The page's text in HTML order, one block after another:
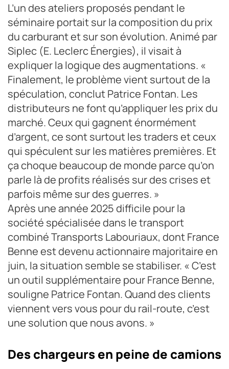
Crédit photo : Gwenaëlle Ily
L’un des ateliers proposés pendant le
séminaire portait sur la composition du prix
du carburant et sur son évolution. Animé par
Siplec (E. Leclerc Énergies), il visait à
expliquer la logique des augmentations. «
Finalement, le problème vient surtout de la
spéculation, conclut Patrice Fontan. Les
distributeurs ne font qu’appliquer les prix du
marché. Ceux qui gagnent énormément
d’argent, ce sont surtout les traders et ceux
qui spéculent sur les matières premières. Et
ça choque beaucoup de monde parce qu’on
parle là de profits réalisés sur des crises et
parfois même sur des guerres. »
Après une année 2025 difficile pour la
société spécialisée dans le transport
combiné Transports Labouriaux, dont France
Benne est devenu actionnaire majoritaire en
juin, la situation semble se stabiliser. « C’est
un outil supplémentaire pour France Benne,
souligne Patrice Fontan. Quand des clients
viennent vers vous pour du rail-route, c’est
une solution que nous avons. »
Des chargeurs en peine de camions